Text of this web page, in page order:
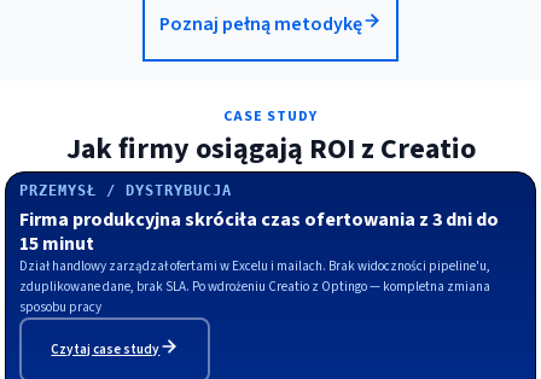
Poznaj pełną metodykę
CASE STUDY
Jak firmy osiągają ROI z Creatio
PRZEMYSŁ / DYSTRYBUCJA
Firma produkcyjna skróciła czas ofertowania z 3 dni do
15 minut
Dział handlowy zarządzał ofertami w Excelu i mailach. Brak widoczności pipeline'u,
zduplikowane dane, brak SLA. Po wdrożeniu Creatio z Optingo — kompletna zmiana
sposobu pracy
Czytaj case study